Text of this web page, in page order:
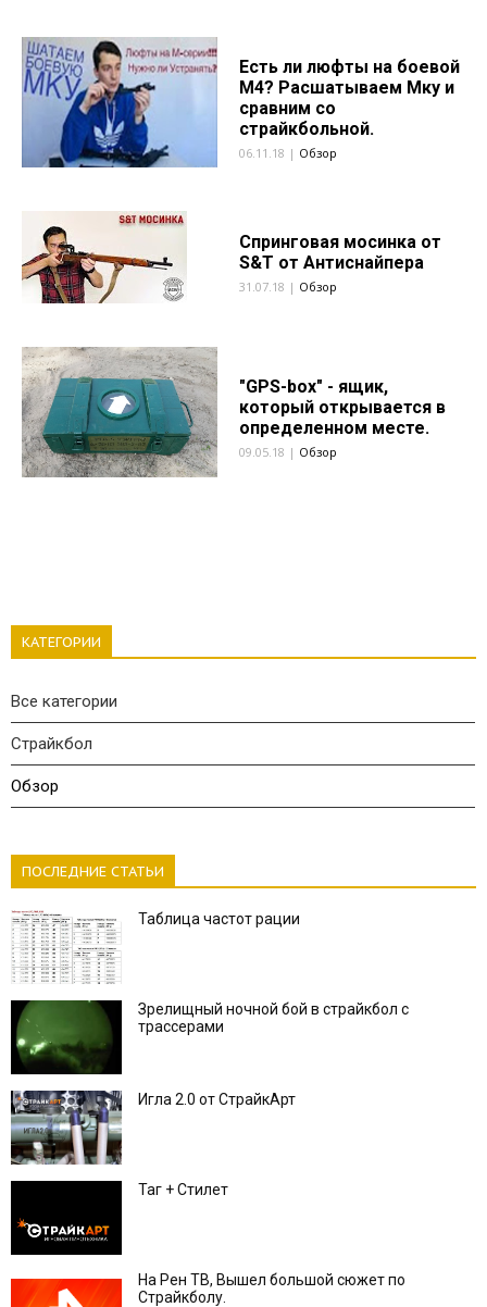
Есть ли люфты на боевой
М4? Расшатываем Мку и
сравним со
страйкбольной.
06.11.18 | Обзор
Спринговая мосинка от
S&T от Антиснайпера
31.07.18 | Обзор
"GPS-box" - ящик,
который открывается в
определенном месте.
09.05.18 | Обзор
КАТЕГОРИИ
Все категории
Страйкбол
Обзор
ПОСЛЕДНИЕ СТАТЬИ
Таблица частот рации
Зрелищный ночной бой в страйкбол с
трассерами
Игла 2.0 от СтрайкАрт
Таг + Стилет
На Рен ТВ, Вышел большой сюжет по
Страйкболу.